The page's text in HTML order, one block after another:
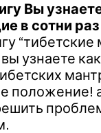
Вы
в сотни раз
вы узнаете
положение!